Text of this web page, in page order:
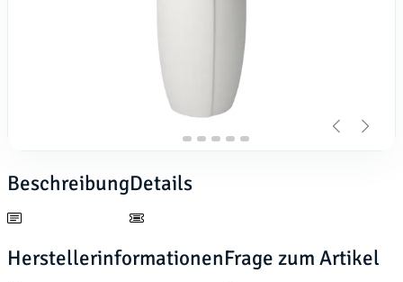
BeschreibungDetails
HerstellerinformationenFrage zum Artikel